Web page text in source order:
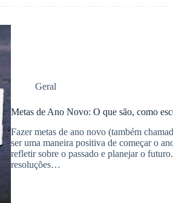
Geral
Metas de Ano Novo: O que são, como
Fazer metas de ano novo (também
ser uma maneira positiva de começar o
refletir sobre o passado e planejar o
resoluções…